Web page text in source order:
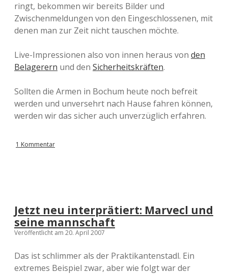
ringt, bekommen wir bereits Bilder und
Zwischenmeldungen von den Eingeschlossenen, mit
denen man zur Zeit nicht tauschen möchte.
Live-Impressionen also von innen heraus von den
Belagerern und den Sicherheitskräften.
Sollten die Armen in Bochum heute noch befreit
werden und unversehrt nach Hause fahren können,
werden wir das sicher auch unverzüglich erfahren.
1 Kommentar
Jetzt neu interprätiert: Marvecl und
seine mannschaft
Veröffentlicht am 20. April 2007
Das ist schlimmer als der Praktikantenstadl. Ein
extremes Beispiel zwar, aber wie folgt war der